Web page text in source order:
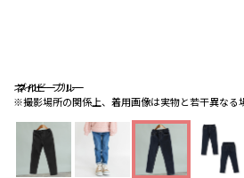
ネイビーブルー
※撮影場所の関係上、着用画像は実物と若干異なる
ネイビーブルー
ブルー